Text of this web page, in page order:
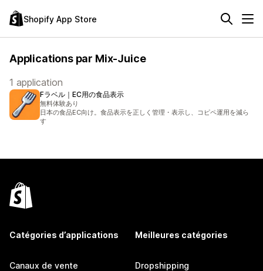
Shopify App Store
Applications par Mix-Juice
1 application
Fラベル｜EC用の食品表示
無料体験あり
日本の食品EC向け。食品表示を正しく管理・表示し、コピペ運用を減ら
す
Catégories d’applications
Canaux de vente
Meilleures catégories
Dropshipping